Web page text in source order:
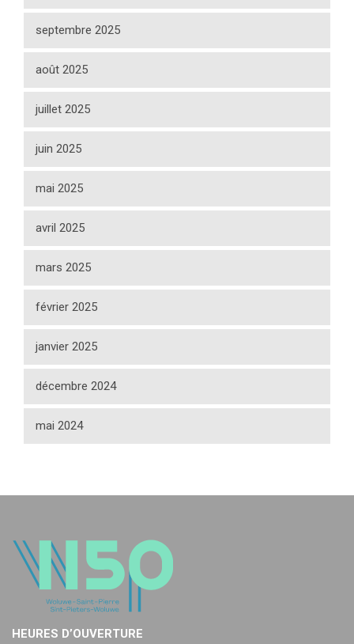
septembre 2025
août 2025
juillet 2025
juin 2025
mai 2025
avril 2025
mars 2025
février 2025
janvier 2025
décembre 2024
mai 2024
HEURES D’OUVERTURE